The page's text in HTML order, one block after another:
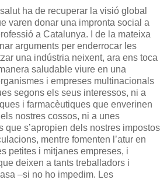
ha de recuperar la visió global
varen donar una impronta social a
a Catalunya. I de la mateixa
arguments per enderrocar les
una indústria neixent, ara ens toca
saludable viure en una
i empreses multinacionals
segons els seus interessos, ni a
i farmacèutiques que enverinen
nostres cossos, ni a unes
que s’apropien dels nostres impostos
mentre fomenten l’atur en
petites i mitjanes empreses, i
deixen a tants treballadors i
–si no ho impedim. Les